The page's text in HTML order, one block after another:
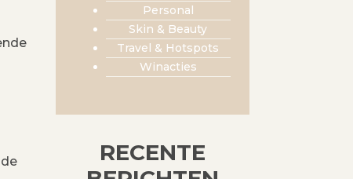
Personal
Skin & Beauty
Travel & Hotspots
Winacties
RECENTE